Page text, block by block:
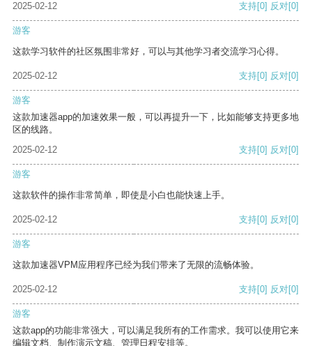
2025-02-12 支持[0] 反对[0]
游客
这款学习软件的社区氛围非常好，可以与其他学习者交流学习心得。
2025-02-12 支持[0] 反对[0]
游客
这款加速器app的加速效果一般，可以再提升一下，比如能够支持更多地
区的线路。
2025-02-12
支持[0] 反对[0]
游客
这款软件的操作非常简单，即使是小白也能快速上手。
2025-02-12 支持[0] 反对[0]
游客
这款加速器VPM应用程序已经为我们带来了无限的流畅体验。
2025-02-12 支持[0] 反对[0]
游客
这款app的功能非常强大，可以满足我所有的工作需求。我可以使用它来
编辑文档、制作演示文稿、管理日程安排等。